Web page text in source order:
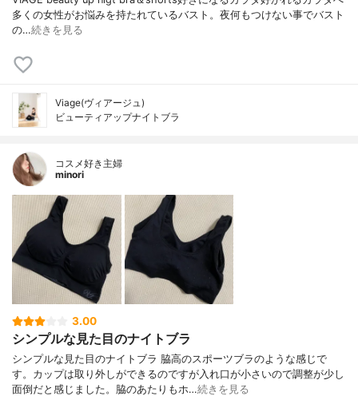
多くの女性がお悩みを持たれているバスト。夜何もつけない事でバスト
の…続きを見る
Viage(ヴィアージュ)
ビューティアップナイトブラ
コスメ好き主婦
minori
3.00
シンプルな見た目のナイトブラ
シンプルな見た目のナイトブラ 脇高のスポーツブラのような感じで
す。カップは取り外しができるのですが入れ口が小さいので調整が少し
面倒だと感じました。脇のあたりもホ…続きを見る